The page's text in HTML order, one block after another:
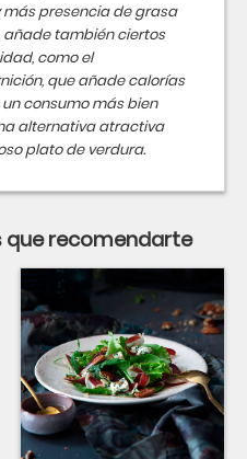
presencia de grasa
también ciertos
como el
que añade calorías
consumo más bien
alternativa atractiva
plato de verdura.
que recomendarte